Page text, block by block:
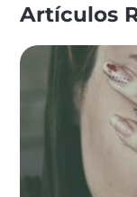
Artículos